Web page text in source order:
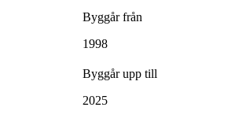
Byggår från
1998
Byggår upp till
2025